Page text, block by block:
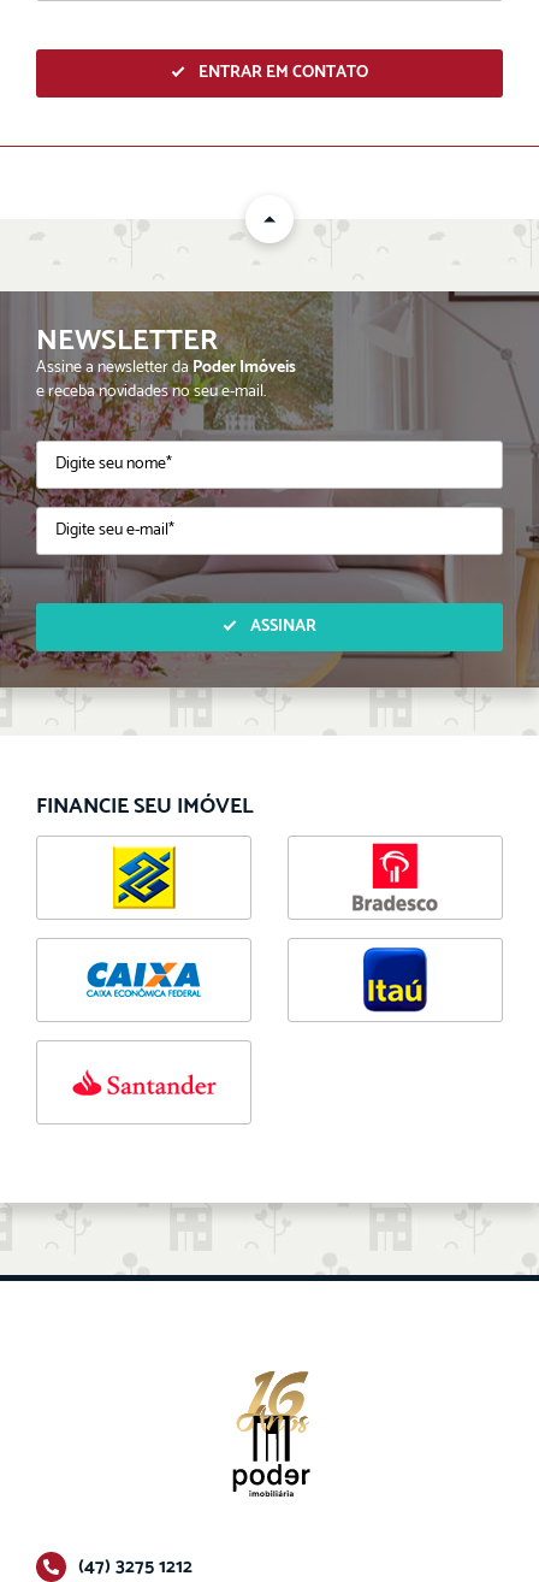
ENTRAR EM CONTATO
ENVIAR
NEWSLETTER
Assine a newsletter daPoder Imóveis
e receba novidades no seu e-mail.
ASSINAR
FINANCIE SEU IMÓVEL
(47) 3275 1212